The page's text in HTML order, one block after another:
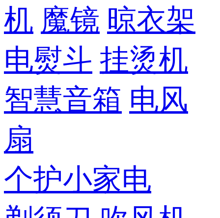
机 魔镜 晾衣架
电熨斗 挂烫机
智慧音箱 电风
扇
个护小家电